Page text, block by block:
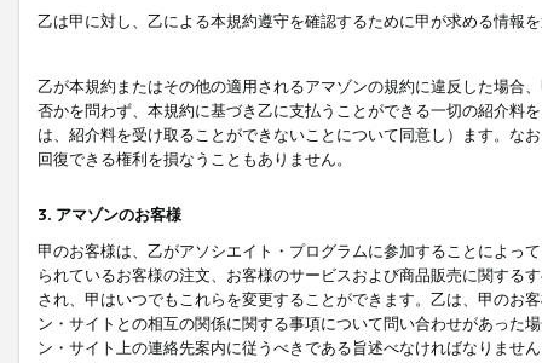
乙は甲に対し、乙による本規約遵守を確認するために甲が求める情報
乙が本規約またはその他の適用されるアマゾンの規約に違反した場合
否かを問わず、本規約に基づき乙に支払うことができる一切の紹介料
は、紹介料を受け取ることができないことについて同意し）ます。な
回復できる権利を損なうこともありません。
3. アマゾンのお客様
甲のお客様は、乙がアソシエイト・プログラムに参加することによっ
られているお客様の注文、お客様のサービスおよび商品販売に関する
され、甲はいつでもこれらを変更することができます。乙は、甲のお
ン・サイトとの相互の関係に関する事項について問い合わせがあった
ン・サイト上の連絡先案内に従うべきである旨述べなければなりませ